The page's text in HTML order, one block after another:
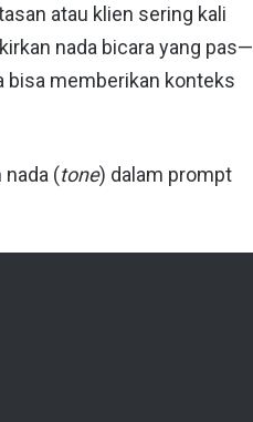
atau klien sering kali
nada bicara yang pas—
bisa memberikan konteks
nada (tone) dalam prompt